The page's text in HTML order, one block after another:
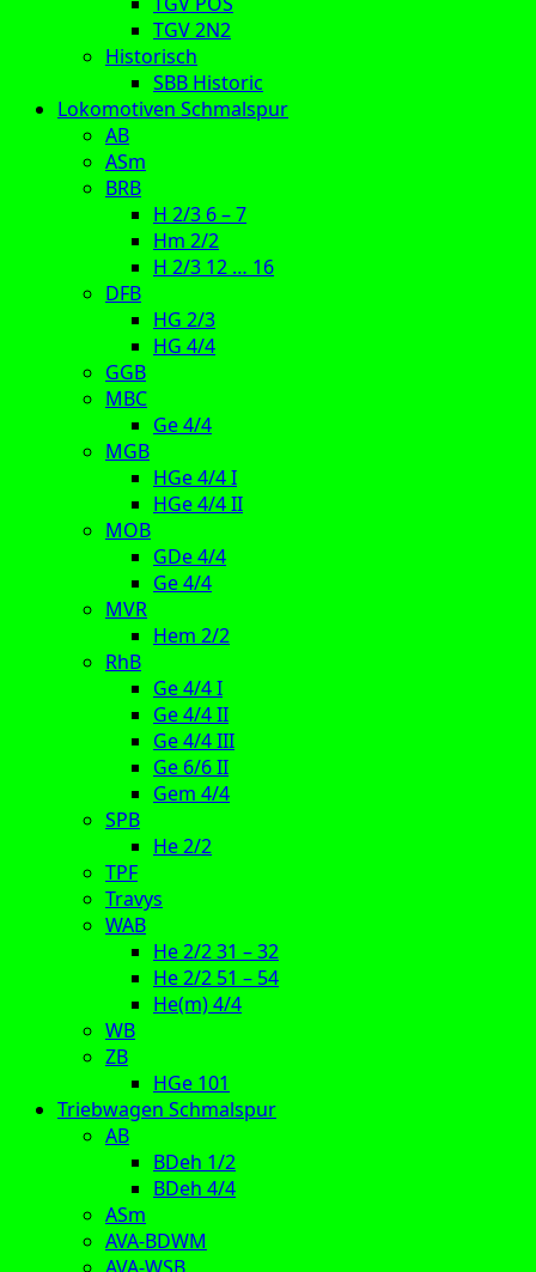
TGV 2N2
Historisch
SBB Historic
Lokomotiven Schmalspur
AB
ASm
BRB
H 2/3 6 – 7
Hm 2/2
H 2/3 12 … 16
DFB
HG 2/3
HG 4/4
GGB
MBC
Ge 4/4
MGB
HGe 4/4 I
HGe 4/4 II
MOB
GDe 4/4
Ge 4/4
MVR
Hem 2/2
RhB
Ge 4/4 I
Ge 4/4 II
Ge 4/4 III
Ge 6/6 II
Gem 4/4
SPB
He 2/2
TPF
Travys
WAB
He 2/2 31 – 32
He 2/2 51 – 54
He(m) 4/4
WB
ZB
HGe 101
Triebwagen Schmalspur
AB
BDeh 1/2
BDeh 4/4
ASm
AVA-BDWM